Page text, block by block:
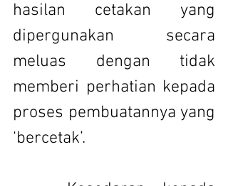
hasilan cetakan yang
dipergunakan secara
meluas dengan tidak
memberi perhatian kepada
proses pembuatannya yang
‘bercetak’.